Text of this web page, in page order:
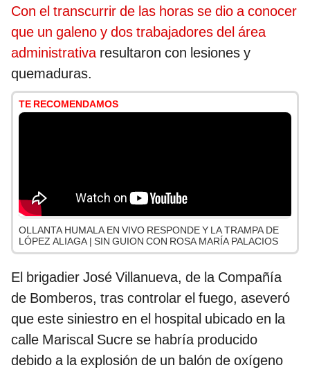
Con el transcurrir de las horas se dio a conocer
que un galeno y dos trabajadores del área
administrativaresultaron con lesiones y
quemaduras.
TE RECOMENDAMOS
OLLANTA HUMALA EN VIVO RESPONDE Y LA TRAMPA DE
LÓPEZ ALIAGA | SIN GUION CON ROSA MARÍA PALACIOS
El brigadier José Villanueva, de la Compañía
de Bomberos, tras controlar el fuego, aseveró
que este siniestro en el hospital ubicado en la
calle Mariscal Sucre se habría producido
debido a la explosión de un balón de oxígeno